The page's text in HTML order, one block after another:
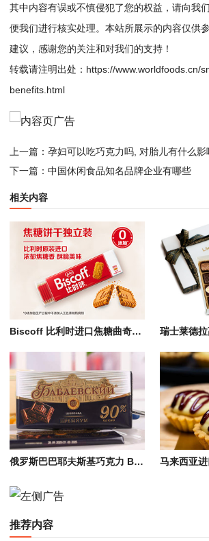
其中内容有误或不慎侵犯了您的权益，请向我
便我们进行核实处理。本站所展示的内容仅供
建议，感谢您的关注和对我们的支持！
转载请注明出处： https://www.worldfoods.cn/
benefits.html
上一篇： 孕妇可以吃巧克力吗, 对胎儿有什么影响,
下一篇： 中国休闲食品知名品牌企业有哪些
相关内容
Biscoff 比利时进口焦糖曲奇饼干, 办公室下午茶休闲零食无添加色素和防腐剂
俄罗斯巴巴耶夫斯基巧克力 Babaevsky Chocolate, 黑巧/牛奶/夹心巧克力
推荐内容